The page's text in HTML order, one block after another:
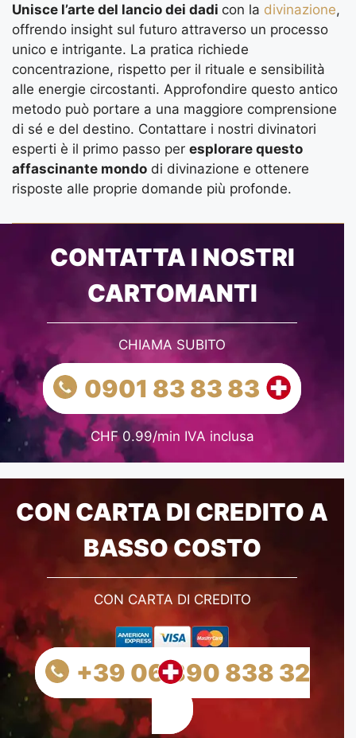
Unisce l’arte del lancio dei dadi con la divinazione,
offrendo insight sul futuro attraverso un processo
unico e intrigante. La pratica richiede
concentrazione, rispetto per il rituale e sensibilità
alle energie circostanti. Approfondire questo antico
metodo può portare a una maggiore comprensione
di sé e del destino. Contattare i nostri divinatori
esperti è il primo passo per esplorare questo
affascinante mondo di divinazione e ottenere
risposte alle proprie domande più profonde.
CONTATTA I NOSTRI
CARTOMANTI
CHIAMA SUBITO
0901 83 83 83
CHF 0.99/min IVA inclusa
CON CARTA DI CREDITO A
BASSO COSTO
CON CARTA DI CREDITO
+39 06 890 838 32